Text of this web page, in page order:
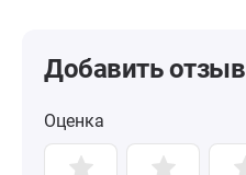
Добавить отзыв
Оценка